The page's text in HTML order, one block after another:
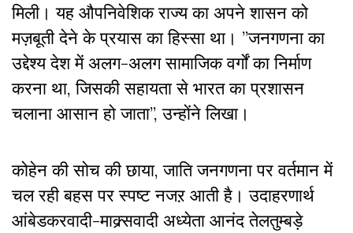
मिली। यह औपनिवेशिक राज्य का अपने शासन को
मज़बूती देने के प्रयास का हिस्सा था। ”जनगणना का
उद्देश्य देश में अलग-अलग सामाजिक वर्गों का निर्माण
करना था, जिसकी सहायता से भारत का प्रशासन
चलाना आसान हो जाता”, उन्होंने लिखा।
कोहेन की सोच की छाया, जाति जनगणना पर वर्तमान में
चल रही बहस पर स्पष्ट नजऱ आती है। उदाहरणार्थ
आंबेडकरवादी-माक्र्सवादी अध्येता आनंद तेलतुम्बड़े